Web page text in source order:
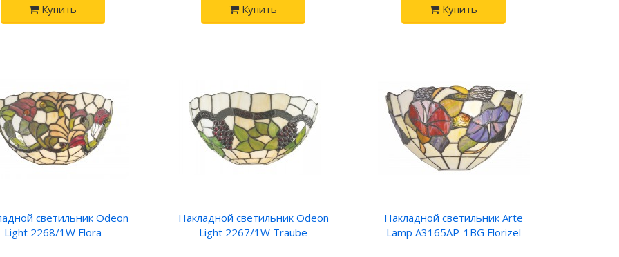
Купить Купить Купить
светильник Odeon
Light 2268/1W Flora
Накладной светильник Odeon
Light 2267/1W Traube
Накладной светильник Arte
Lamp A3165AP-1BG Florizel